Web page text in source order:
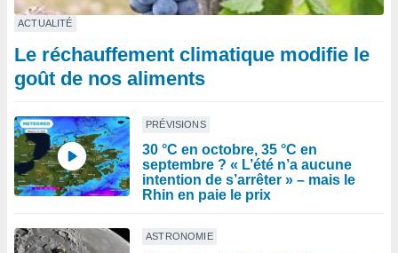
ACTUALITÉ
Le réchauffement climatique modifie le
goût de nos aliments
PRÉVISIONS
30 °C en octobre, 35 °C en
septembre ? « L’été n’a aucune
intention de s’arrêter » – mais le
Rhin en paie le prix
ASTRONOMIE